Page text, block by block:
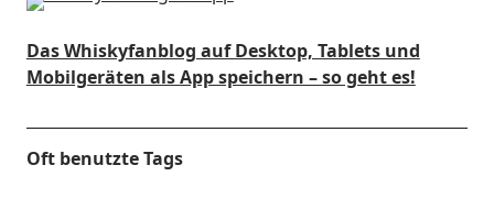
Das Whiskyfanblog auf Desktop, Tablets und
Mobilgeräten als App speichern – so geht es!
Oft benutzte Tags